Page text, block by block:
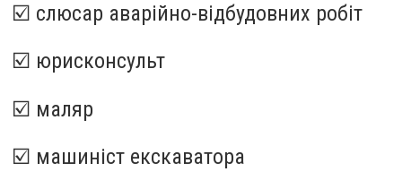
☑️ слюсар аварійно-відбудовних робіт
☑️ юрисконсульт
☑️ маляр
☑️ машиніст екскаватора